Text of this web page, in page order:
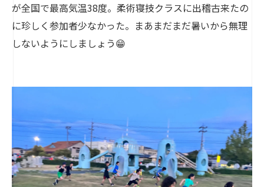
が全国で最高気温38度。柔術寝技クラスに出稽古来たの
に珍しく参加者少なかった。まあまだまだ暑いから無理
しないようにしましょう😁